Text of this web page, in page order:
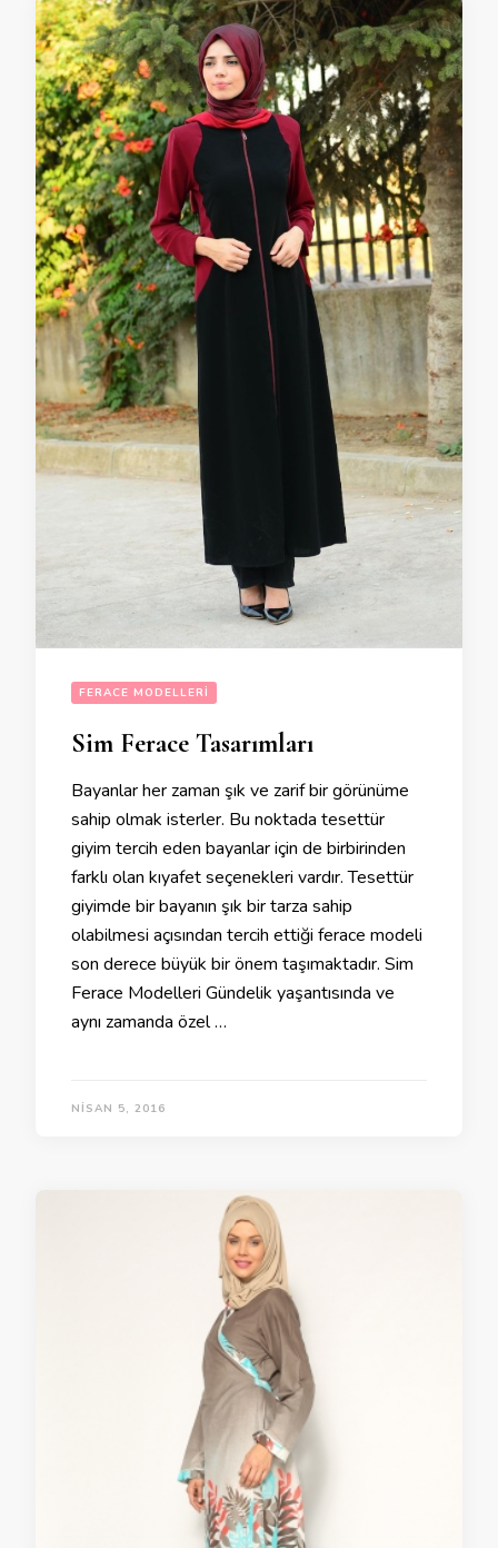
FERACE MODELLERI
Sim Ferace Tasarımları
Bayanlar her zaman şık ve zarif bir görünüme
sahip olmak isterler. Bu noktada tesettür
giyim tercih eden bayanlar için de birbirinden
farklı olan kıyafet seçenekleri vardır. Tesettür
giyimde bir bayanın şık bir tarza sahip
olabilmesi açısından tercih ettiği ferace modeli
son derece büyük bir önem taşımaktadır. Sim
Ferace Modelleri Gündelik yaşantısında ve
aynı zamanda özel …
NISAN 5, 2016